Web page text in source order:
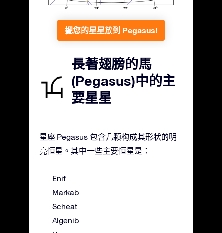
把您的星星放到 Pegasus!
長著翅膀的馬
(Pegasus)中的主
要星星
星座 Pegasus 包含几颗构成其形状的明
亮恒星。其中一些主要恒星是：
Enif
Markab
Scheat
Algenib